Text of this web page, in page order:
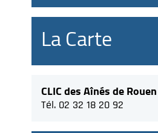
La Carte
CLIC des Aînés de Rouen
Tél. 02 32 18 20 92